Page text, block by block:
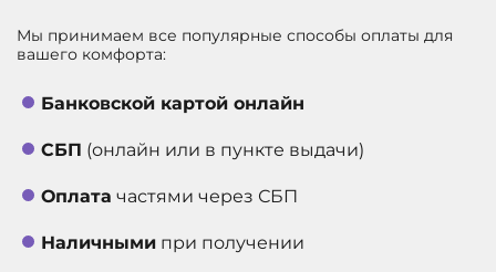
Мы принимаем все популярные способы оплаты для
вашего комфорта:
Банковской картой онлайн
СБП (онлайн или в пункте выдачи)
Оплата частями через СБП
Наличными при получении